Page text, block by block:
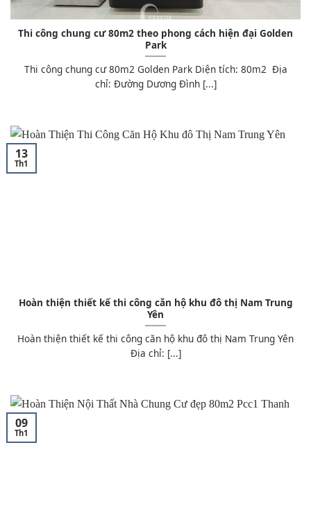
Thi công chung cư 80m2 theo phong cách hiện đại Golden
Park
Thi công chung cư 80m2 Golden Park Diện tích: 80m2 Địa
chỉ: Đường Dương Đình [...]
Hoàn thiện thiết kế thi công căn hộ khu đô thị Nam Trung
Yên
Hoàn thiện thiết kế thi công căn hộ khu đô thị Nam Trung Yên
Địa chỉ: [...]
13
Th1
09
Th1